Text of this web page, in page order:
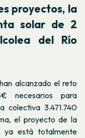
proyectos, la
solar de 2
del Río
alcanzado el reto
necesarios para
colectiva 3.471.740
el proyecto de la
ya está totalmente